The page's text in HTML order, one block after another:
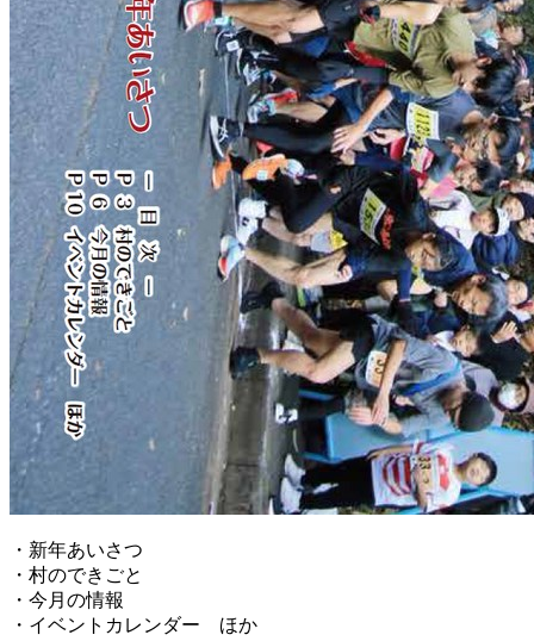
・新年あいさつ
・村のできごと
・今月の情報
・イベントカレンダー ほか